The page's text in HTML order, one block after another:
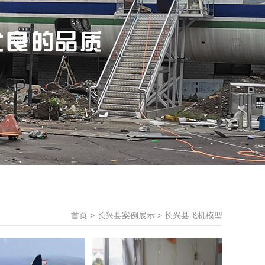
首页 > 长兴县案例展示 > 长兴县飞机模型